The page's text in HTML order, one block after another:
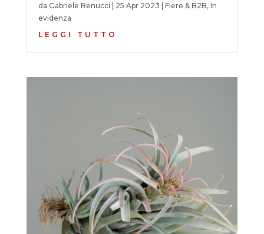
da Gabriele Benucci 25 Apr 2023 Fiere & B2B, In
evidenza
LEGGI TUTTO